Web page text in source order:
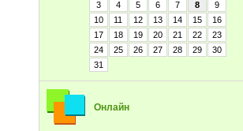
3
4 5 6 7 8
9
10
11 12 13 14 15
16
17
18 19 20 21 22
23
24
25 26 27 28 29
30
31
Онлайн